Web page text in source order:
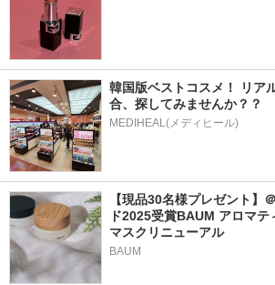
韓国版ベストコスメ！ リア
合、探してみませんか？？
MEDIHEAL(メディヒール)
【現品30名様プレゼント】
ド2025受賞BAUM アロマ
マスクリニューアル
BAUM